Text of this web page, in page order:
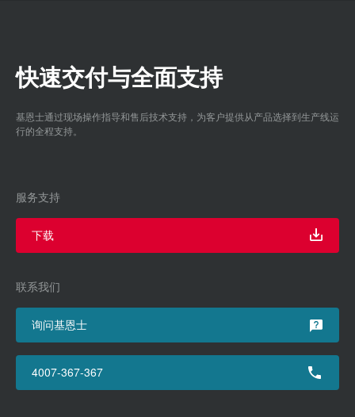
快速交付与全面支持
基恩士通过现场操作指导和售后技术支持，为客户提供从产品选择到生产线运
行的全程支持。
服务支持
下载
联系我们
询问基恩士
4007-367-367